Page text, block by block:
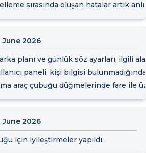
sırasında oluşan hatalar artık
June 2026
arka planı ve günlük söz ayarları,
paneli, kişi bilgisi
araç çubuğu düğmelerinde fare
June 2026
için iyileştirmeler yapıldı.